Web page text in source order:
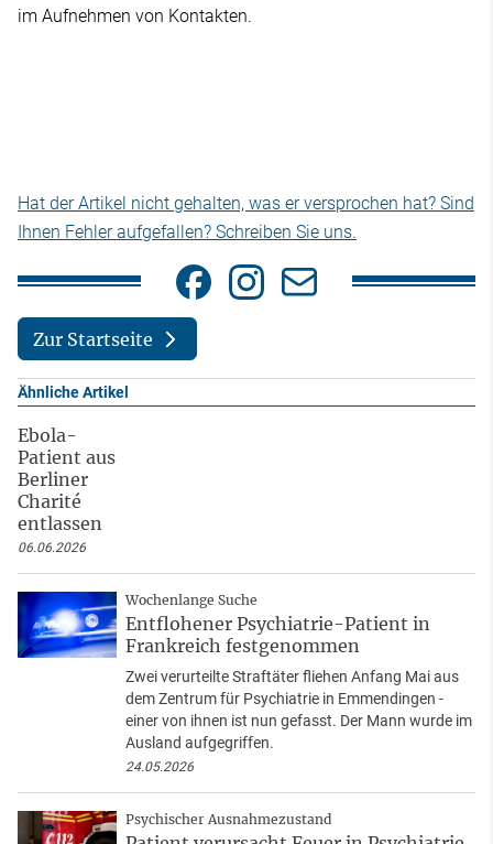
im Aufnehmen von Kontakten.
Hat der Artikel nicht gehalten, was er versprochen hat? Sind
Ihnen Fehler aufgefallen? Schreiben Sie uns.
Zur Startseite
Ähnliche Artikel
Ebola-
Patient aus
Berliner
Charité
entlassen
06.06.2026
Wochenlange Suche
Entflohener Psychiatrie-Patient in
Frankreich festgenommen
Zwei verurteilte Straftäter fliehen Anfang Mai aus
dem Zentrum für Psychiatrie in Emmendingen -
einer von ihnen ist nun gefasst. Der Mann wurde im
Ausland aufgegriffen.
24.05.2026
Psychischer Ausnahmezustand